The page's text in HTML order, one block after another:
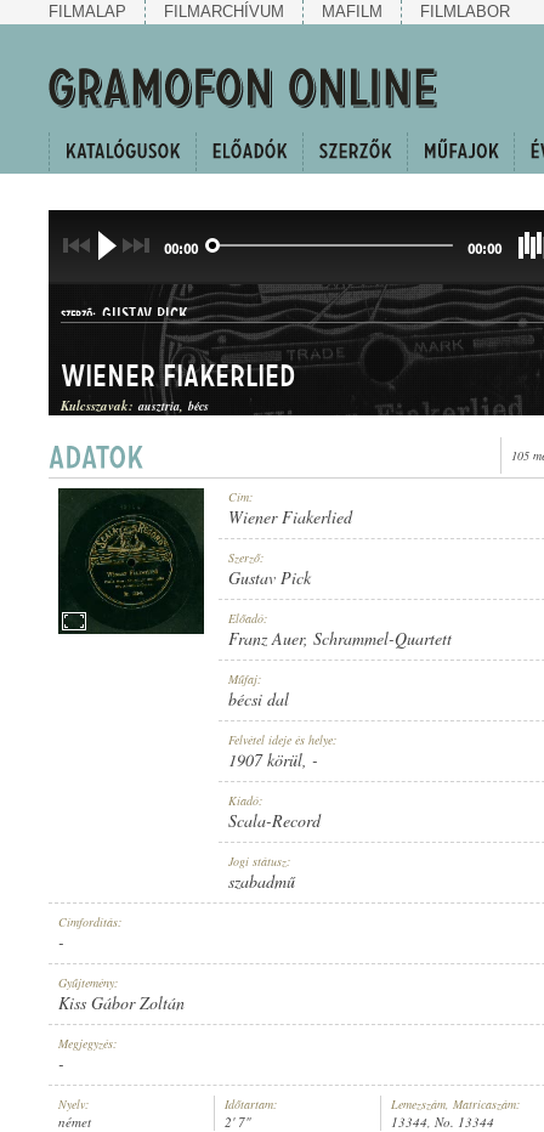
FILMALAP FILMARCHÍVUM MAFILM FILMLABOR
00:00 00:00
SZERZŐ: GUSTAV PICK
MŰFAJ: BÉCSI DAL
LEMEZSZÁM:
Wiener Fiakerlied
Kulcsszavak: ausztria bécs
105
Cím:
Wiener Fiakerlied
Szerző:
Gustav Pick
Előadó:
Franz Auer, Schrammel-Quartett
Műfaj:
bécsi dal
Felvétel ideje és helye:
1907 körül, -
Kiadó:
Scala-Record
Jogi státusz:
szabadmű
Címfordítás:
-
Gyűjtemény:
Kiss Gábor Zoltán
Megjegyzés:
-
Nyelv:
német
Időtartam:
2' 7"
Lemezszám, Matricaszám:
13344, No. 13344